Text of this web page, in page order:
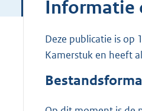
Informatie
Deze publicatie is op
Kamerstuk en heeft